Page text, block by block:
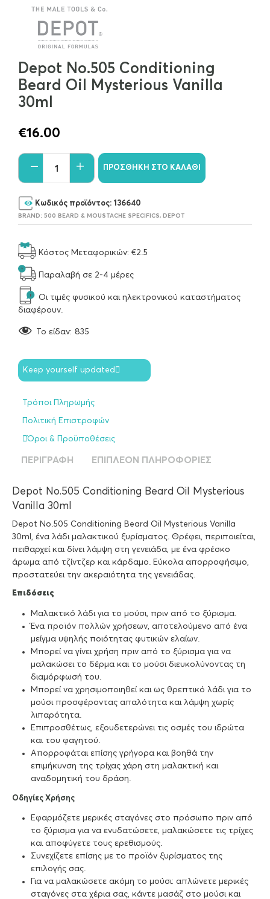
Depot No.505 Conditioning
Beard Oil Mysterious Vanilla
30ml
€16.00
ΠΡΟΣΘΉΚΗ ΣΤΟ ΚΑΛΆΘΙ
Κωδικός προϊόντος: 136640
BRAND: 500 BEARD & MOUSTACHE SPECIFICS, DEPOT
Κόστος Μεταφορικών: €2.5
Παραλαβή σε 2-4 μέρες
Οι τιμές φυσικού και ηλεκτρονικού καταστήματος
διαφέρουν.
To είδαν: 835
Keep yourself updated
Τρόποι Πληρωμής
Πολιτική Επιστροφών
Όροι & Προϋποθέσεις
ΠΕΡΙΓΡΑΦΉ ΕΠΙΠΛΈΟΝ ΠΛΗΡΟΦΟΡΊΕΣ
Depot No.505 Conditioning Beard Oil Mysterious
Vanilla 30ml
Depot No.505 Conditioning Beard Oil Mysterious Vanilla
30ml, ένα λάδι μαλακτικού ξυρίσματος. Θρέφει, περιποιείται,
πειθαρχεί και δίνει λάμψη στη γενειάδα, με ένα φρέσκο
άρωμα από τζίντζερ και κάρδαμο. Εύκολα απορροφήσιμο,
προστατεύει την ακεραιότητα της γενειάδας.
Επιδόσεις
Μαλακτικό λάδι για το μούσι, πριν από το ξύρισμα.
Ένα προϊόν πολλών χρήσεων, αποτελούμενο από ένα
μείγμα υψηλής ποιότητας φυτικών ελαίων.
Μπορεί να γίνει χρήση πριν από το ξύρισμα για να
μαλακώσει το δέρμα και το μούσι διευκολύνοντας τη
διαμόρφωσή του.
Μπορεί να χρησιμοποιηθεί και ως θρεπτικό λάδι για το
μούσι προσφέροντας απαλότητα και λάμψη χωρίς
λιπαρότητα.
Επιπροσθέτως, εξουδετερώνει τις οσμές του ιδρώτα
και του φαγητού.
Απορροφάται επίσης γρήγορα και βοηθά την
επιμήκυνση της τρίχας χάρη στη μαλακτική και
αναδομητική του δράση.
Οδηγίες Χρήσης
Εφαρμόζετε μερικές σταγόνες στο πρόσωπο πριν από
το ξύρισμα για να ενυδατώσετε, μαλακώσετε τις τρίχες
και αποφύγετε τους ερεθισμούς.
Συνεχίζετε επίσης με το προϊόν ξυρίσματος της
επιλογής σας.
Για να μαλακώσετε ακόμη το μούσι: απλώνετε μερικές
σταγόνες στα χέρια σας, κάντε μασάζ στο μούσι και